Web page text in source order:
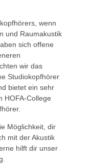
wenn
und Raumakustik
sich offene
wir das
Studiokopfhörer
bietet ein sehr
HOFA-College
Möglichkeit, dir
mit der Akustik
hilft dir unser